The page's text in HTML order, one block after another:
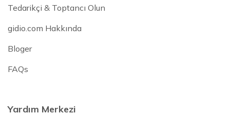
Tedarikçi & Toptancı Olun
gidio.com Hakkında
Bloger
FAQs
Yardım Merkezi